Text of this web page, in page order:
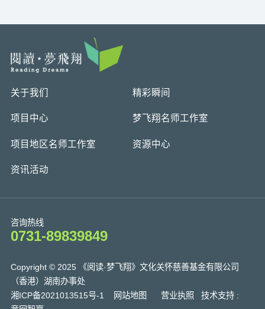
关于我们 精彩瞬间
项目中心 梦飞翔名师工作室
项目地区名师工作室 资源中心
资讯活动
咨询热线
0731-89839849
Copyright © 2025 《阅读·梦飞翔》文化关怀慈善基金有限公司
（香港）湖南办事处
湘ICP备2021013515号-1
网站地图 营业执照 技术支持 :